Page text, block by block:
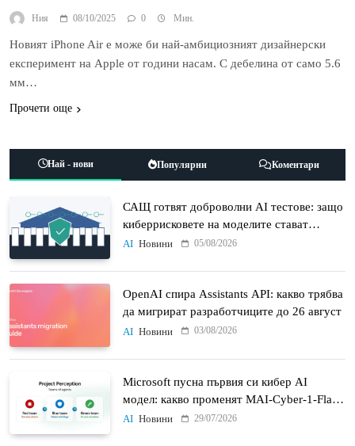
Ния 08/10/2025 0 Мин.
Новият iPhone Air е може би най-амбициозният дизайнерски
експеримент на Apple от години насам. С дебелина от само 5.6
мм…
Прочети още
Най - нови Популярни Коментари
САЩ готвят доброволни AI тестове: защо
киберрисковете на моделите стават
политически въпрос
AI Новини 05/08/2026
OpenAI спира Assistants API: какво трябва
да мигрират разработчиците до 26 август
AI Новини 03/08/2026
Microsoft пусна първия си кибер AI
модел: какво променят MAI-Cyber-1-Flash
и Project Perception
AI Новини 29/07/2026